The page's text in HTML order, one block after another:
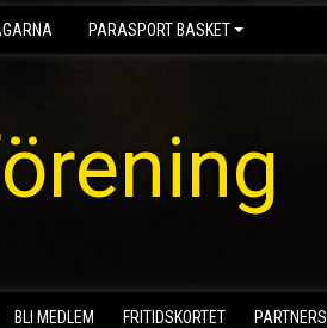
PARASPORT BASKET
BLI MEDLEM FRITIDSKORTET PARTNERS